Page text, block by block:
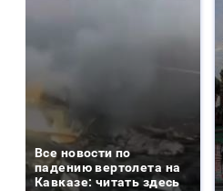
Все новости по
падению вертолета на
Кавказе: читать здесь